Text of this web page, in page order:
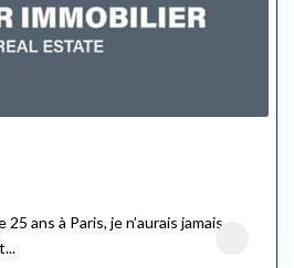
ans à Paris, je n’aurais jamais